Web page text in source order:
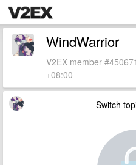
WindWarrior
V2EX member
+08:00
Switch